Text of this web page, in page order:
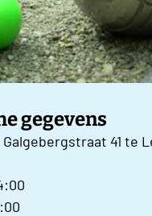
gegevens
41 te